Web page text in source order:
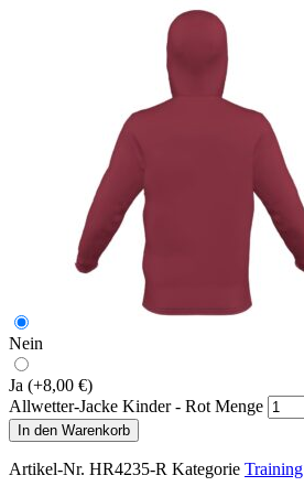
Nein
Ja (+8,00 €)
Allwetter-Jacke Kinder - Rot Menge
In den Warenkorb
Artikel-Nr. HR4235-R Kategorie Training